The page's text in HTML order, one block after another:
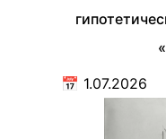
📅 1.07.2026